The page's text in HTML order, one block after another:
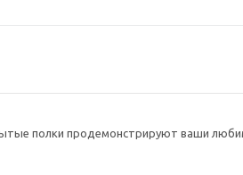
полки продемонстрируют ваши